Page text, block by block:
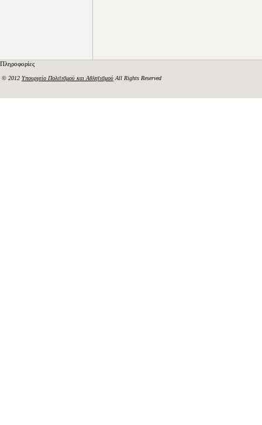
Πληροφορίες
© 2012 Υπουργείο Πολιτισμού και Αθλητισμού All Rights Reserved